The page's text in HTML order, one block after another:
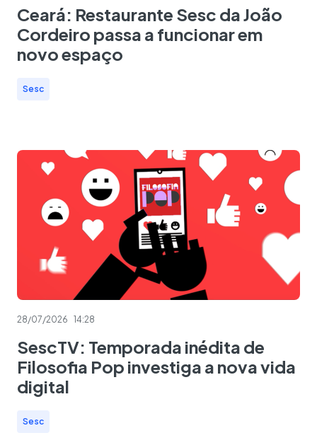
Ceará: Restaurante Sesc da João
Cordeiro passa a funcionar em
novo espaço
Sesc
28/07/2026 14:28
SescTV: Temporada inédita de
Filosofia Pop investiga a nova vida
digital
Sesc